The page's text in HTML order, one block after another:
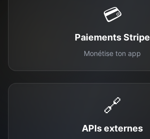
💳
Paiements Stripe
Monétise ton app
🔗
APIs externes